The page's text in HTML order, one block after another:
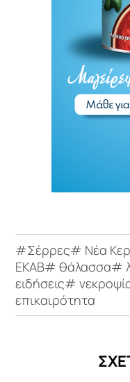
#Σέρρες# Νέα
ΕΚΑΒ# θάλασσα#
ειδήσεις#
επικαιρότητα